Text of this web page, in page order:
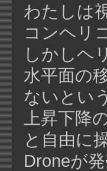
わたしは
コンヘリ
しかしヘ
水平面の
ないとい
上昇下降
と自由に
Droneが